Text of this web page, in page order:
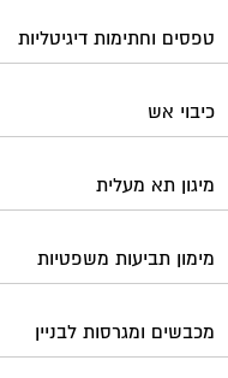
מכולות אוטומטיות
מנעולן
מעליות
מערכות Wi-Fi
מערכות אזעקה / מצלמות